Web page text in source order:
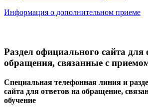
Информация о дополнительном приеме
Раздел официального сайта для
обращения, связанные с
Специальная телефонная линия и
сайта для ответов на обращение,
обучение